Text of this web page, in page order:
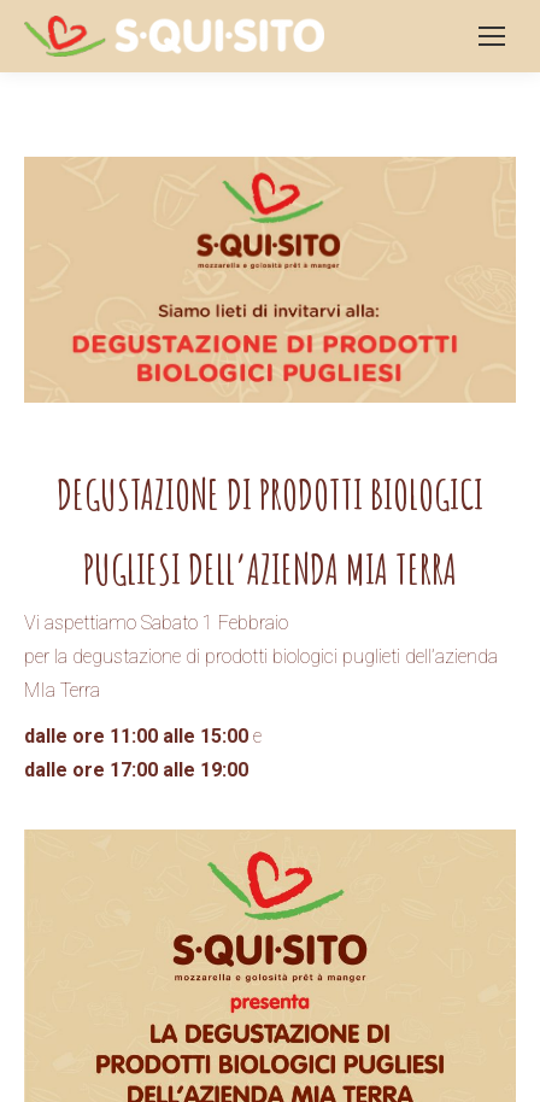
DEGUSTAZIONE DI PRODOTTI BIOLOGICI
PUGLIESI DELL’AZIENDA MIA TERRA
Vi aspettiamo Sabato 1 Febbraio
per la degustazione di prodotti biologici puglieti dell’azienda
MIa Terra
dalle ore 11:00 alle 15:00 e
dalle ore 17:00 alle 19:00